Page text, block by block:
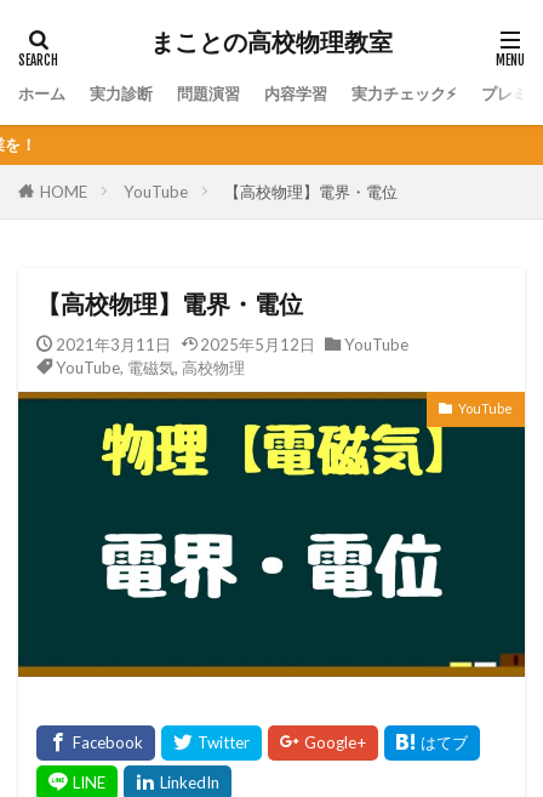
まことの高校物理教室
ホーム 実力診断 問題演習 内容学習 実力チェック⚡ プレミ
HOME YouTube 【高校物理】電界・電位
【高校物理】電界・電位
2021年3月11日 2025年5月12日
YouTube
YouTube, 電磁気, 高校物理
YouTube